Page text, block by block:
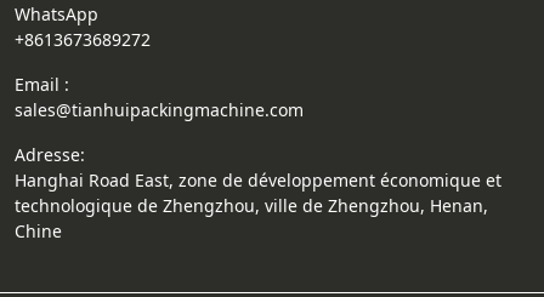
WhatsApp
+8613673689272
Email :
sales@tianhuipackingmachine.com
Adresse:
Hanghai Road East, zone de développement économique et
technologique de Zhengzhou, ville de Zhengzhou, Henan,
Chine